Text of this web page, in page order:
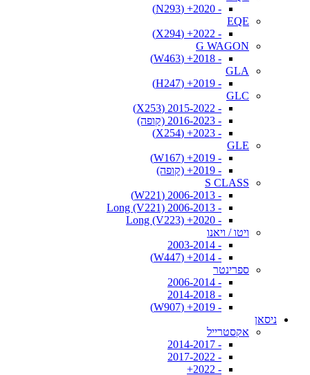
- 2020+ (N293)
EQE
- 2022+ (X294)
G WAGON
- 2018+ (W463)
GLA
- 2019+ (H247)
GLC
- 2015-2022 (X253)
- 2016-2023 (קופה)
- 2023+ (X254)
GLE
- 2019+ (W167)
- 2019+ (קופה)
S CLASS
- 2006-2013 (W221)
- 2006-2013 Long (V221)
- 2020+ Long (V223)
ויטו / ויאנו
- 2003-2014
- 2014+ (W447)
ספרינטר
- 2006-2014
- 2014-2018
- 2019+ (W907)
ניסאן
אקסטרייל
- 2014-2017
- 2017-2022
- 2022+